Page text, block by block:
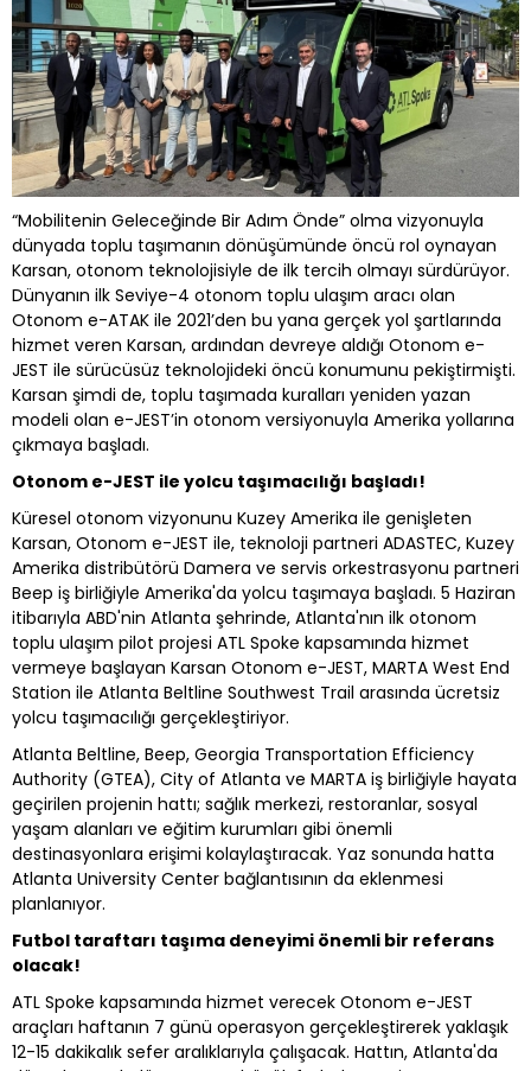
“Mobilitenin Geleceğinde Bir Adım Önde” olma vizyonuyla
dünyada toplu taşımanın dönüşümünde öncü rol oynayan
Karsan, otonom teknolojisiyle de ilk tercih olmayı sürdürüyor.
Dünyanın ilk Seviye-4 otonom toplu ulaşım aracı olan
Otonom e-ATAK ile 2021’den bu yana gerçek yol şartlarında
hizmet veren Karsan, ardından devreye aldığı Otonom e-
JEST ile sürücüsüz teknolojideki öncü konumunu pekiştirmişti.
Karsan şimdi de, toplu taşımada kuralları yeniden yazan
modeli olan e-JEST’in otonom versiyonuyla Amerika yollarına
çıkmaya başladı.
Otonom e-JEST ile yolcu taşımacılığı başladı!
Küresel otonom vizyonunu Kuzey Amerika ile genişleten
Karsan, Otonom e-JEST ile, teknoloji partneri ADASTEC, Kuzey
Amerika distribütörü Damera ve servis orkestrasyonu partneri
Beep iş birliğiyle Amerika'da yolcu taşımaya başladı. 5 Haziran
itibarıyla ABD'nin Atlanta şehrinde, Atlanta'nın ilk otonom
toplu ulaşım pilot projesi ATL Spoke kapsamında hizmet
vermeye başlayan Karsan Otonom e-JEST, MARTA West End
Station ile Atlanta Beltline Southwest Trail arasında ücretsiz
yolcu taşımacılığı gerçekleştiriyor.
Atlanta Beltline, Beep, Georgia Transportation Efficiency
Authority (GTEA), City of Atlanta ve MARTA iş birliğiyle hayata
geçirilen projenin hattı; sağlık merkezi, restoranlar, sosyal
yaşam alanları ve eğitim kurumları gibi önemli
destinasyonlara erişimi kolaylaştıracak. Yaz sonunda hatta
Atlanta University Center bağlantısının da eklenmesi
planlanıyor.
Futbol taraftarı taşıma deneyimi önemli bir referans
olacak!
ATL Spoke kapsamında hizmet verecek Otonom e-JEST
araçları haftanın 7 günü operasyon gerçekleştirerek yaklaşık
12-15 dakikalık sefer aralıklarıyla çalışacak. Hattın, Atlanta'da